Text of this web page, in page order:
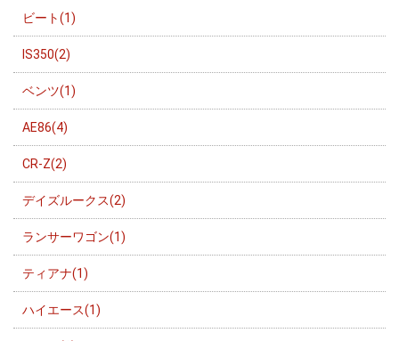
ビート(1)
IS350(2)
ベンツ(1)
AE86(4)
CR-Z(2)
デイズルークス(2)
ランサーワゴン(1)
ティアナ(1)
ハイエース(1)